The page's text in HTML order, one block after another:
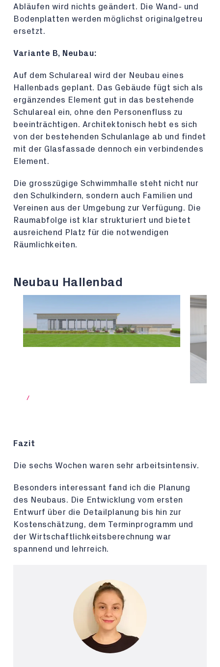
Abläufen wird nichts geändert. Die Wand- und
Bodenplatten werden möglichst originalgetreu
ersetzt.
Variante B, Neubau:
Auf dem Schulareal wird der Neubau eines
Hallenbads geplant. Das Gebäude fügt sich als
ergänzendes Element gut in das bestehende
Schulareal ein, ohne den Personenfluss zu
beeinträchtigen. Architektonisch hebt es sich
von der bestehenden Schulanlage ab und findet
mit der Glasfassade dennoch ein verbindendes
Element.
Die grosszügige Schwimmhalle steht nicht nur
den Schulkindern, sondern auch Familien und
Vereinen aus der Umgebung zur Verfügung. Die
Raumabfolge ist klar strukturiert und bietet
ausreichend Platz für die notwendigen
Räumlichkeiten.
Neubau Hallenbad
/
Fazit
Die sechs Wochen waren sehr arbeitsintensiv.
Besonders interessant fand ich die Planung
des Neubaus. Die Entwicklung vom ersten
Entwurf über die Detailplanung bis hin zur
Kostenschätzung, dem Terminprogramm und
der Wirtschaftlichkeitsberechnung war
spannend und lehrreich.